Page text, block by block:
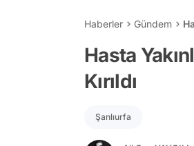
Haberler Gündem
Hasta
Kırıldı
Şanlıurfa